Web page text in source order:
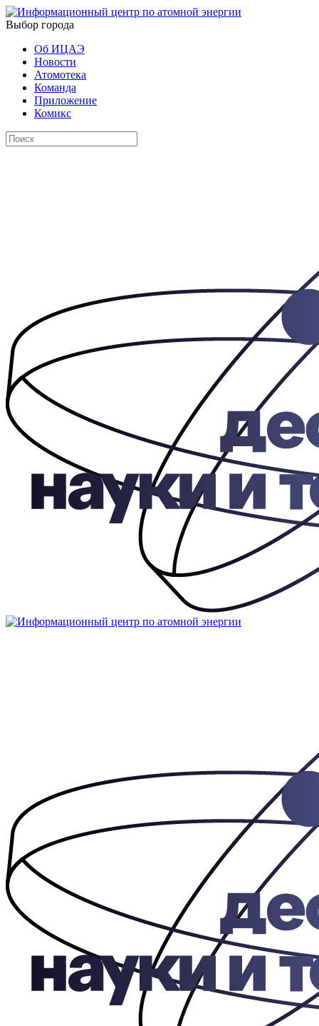
Выбор города
Об ИЦАЭ
Новости
Атомотека
Команда
Приложение
Комикс